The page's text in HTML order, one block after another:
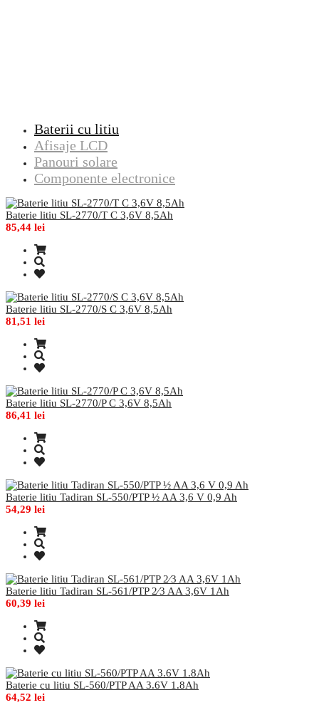
Baterii cu litiu
Afisaje LCD
Panouri solare
Componente electronice
Baterie litiu SL-2770/T C 3,6V 8,5Ah
85,44 lei
Baterie litiu SL-2770/S C 3,6V 8,5Ah
81,51 lei
Baterie litiu SL-2770/P C 3,6V 8,5Ah
86,41 lei
Baterie litiu Tadiran SL-550/PTP ½ AA 3,6 V 0,9 Ah
54,29 lei
Baterie litiu Tadiran SL-561/PTP 2⁄3 AA 3,6V 1Ah
60,39 lei
Baterie cu litiu SL-560/PTP AA 3.6V 1.8Ah
64,52 lei